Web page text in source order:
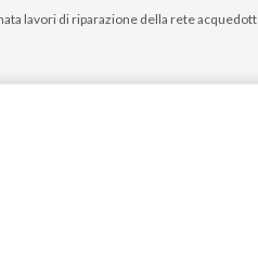
lavori di riparazione della rete